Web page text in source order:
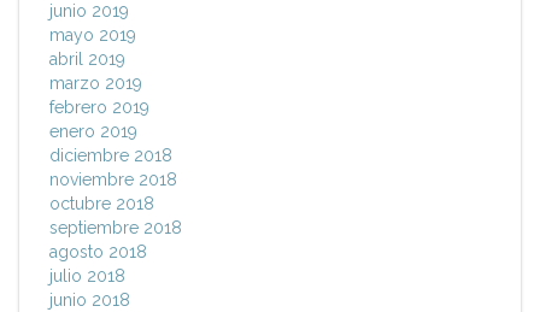
junio 2019
mayo 2019
abril 2019
marzo 2019
febrero 2019
enero 2019
diciembre 2018
noviembre 2018
octubre 2018
septiembre 2018
agosto 2018
julio 2018
junio 2018